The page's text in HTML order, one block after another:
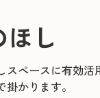
し
スペースに有効活
かります。